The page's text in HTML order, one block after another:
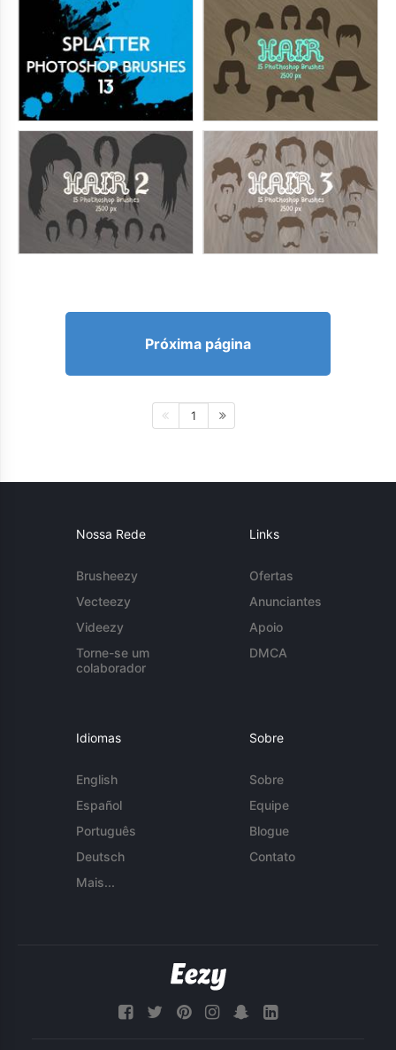
Próxima página
1
Nossa Rede
Brusheezy
Vecteezy
Videezy
Torne-se um
colaborador
Links
Ofertas
Anunciantes
Apoio
DMCA
Idiomas
English
Español
Português
Deutsch
Mais...
Sobre
Sobre
Equipe
Blogue
Contato